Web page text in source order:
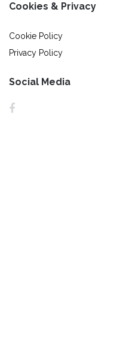
Cookies & Privacy
Cookie Policy
Privacy Policy
Social Media